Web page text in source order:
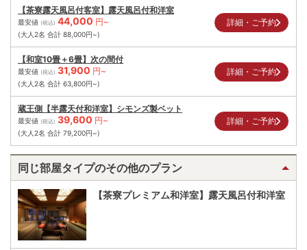
【茶寮露天風呂付客室】露天風呂付和洋室
最安値 (税込) 44,000 円~
(大人2名 合計 88,000円~)
詳細・ご予約
【和室10畳＋6畳】次の間付
最安値 (税込) 31,900 円~
(大人2名 合計 63,800円~)
詳細・ご予約
蔵王側【半露天付和洋室】シモンズ製ベット
最安値 (税込) 39,600 円~
(大人2名 合計 79,200円~)
詳細・ご予約
同じ部屋タイプのその他のプラン
【茶寮プレミアム和洋室】露天風呂付和洋室